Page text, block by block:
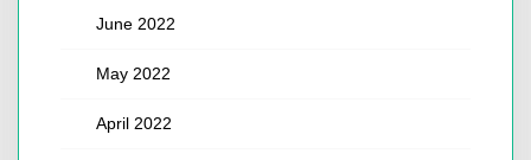
June 2022
May 2022
April 2022